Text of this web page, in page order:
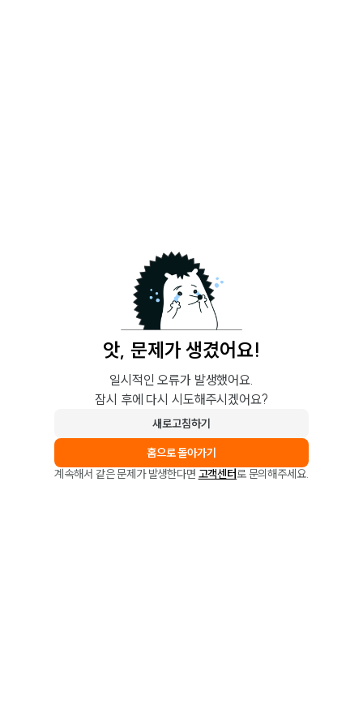
앗, 문제가 생겼어요!
일시적인 오류가 발생했어요.
잠시 후에 다시 시도해주시겠어요?
새로고침하기
홈으로 돌아가기
계속해서 같은 문제가 발생한다면 고객센터로 문의해주세요.